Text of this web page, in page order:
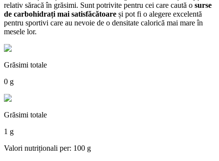
relativ săracă în grăsimi. Sunt potrivite pentru cei care caută o surse
de carbohidrați mai satisfăcătoare și pot fi o alegere excelentă
pentru sportivi care au nevoie de o densitate calorică mai mare în
mesele lor.
Grăsimi totale
0 g
Grăsimi totale
1 g
Valori nutriționali per: 100 g